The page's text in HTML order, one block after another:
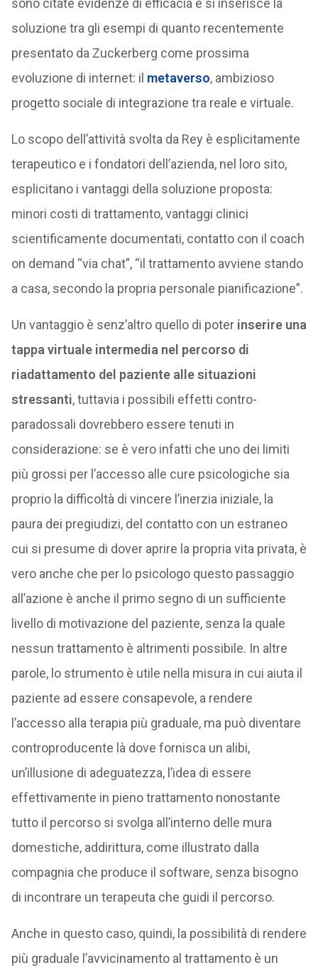
sono citate evidenze di efficacia e si inserisce la
soluzione tra gli esempi di quanto recentemente
presentato da Zuckerberg come prossima
evoluzione di internet: il metaverso, ambizioso
progetto sociale di integrazione tra reale e virtuale.
Lo scopo dell’attività svolta da Rey è esplicitamente
terapeutico e i fondatori dell’azienda, nel loro sito,
esplicitano i vantaggi della soluzione proposta:
minori costi di trattamento, vantaggi clinici
scientificamente documentati, contatto con il coach
on demand “via chat”, “il trattamento avviene stando
a casa, secondo la propria personale pianificazione”.
Un vantaggio è senz’altro quello di poter inserire una
tappa virtuale intermedia nel percorso di
riadattamento del paziente alle situazioni
stressanti, tuttavia i possibili effetti contro-
paradossali dovrebbero essere tenuti in
considerazione: se è vero infatti che uno dei limiti
più grossi per l’accesso alle cure psicologiche sia
proprio la difficoltà di vincere l’inerzia iniziale, la
paura dei pregiudizi, del contatto con un estraneo
cui si presume di dover aprire la propria vita privata, è
vero anche che per lo psicologo questo passaggio
all’azione è anche il primo segno di un sufficiente
livello di motivazione del paziente, senza la quale
nessun trattamento è altrimenti possibile. In altre
parole, lo strumento è utile nella misura in cui aiuta il
paziente ad essere consapevole, a rendere
l’accesso alla terapia più graduale, ma può diventare
controproducente là dove fornisca un alibi,
un’illusione di adeguatezza, l’idea di essere
effettivamente in pieno trattamento nonostante
tutto il percorso si svolga all’interno delle mura
domestiche, addirittura, come illustrato dalla
compagnia che produce il software, senza bisogno
di incontrare un terapeuta che guidi il percorso.
Anche in questo caso, quindi, la possibilità di rendere
più graduale l’avvicinamento al trattamento è un